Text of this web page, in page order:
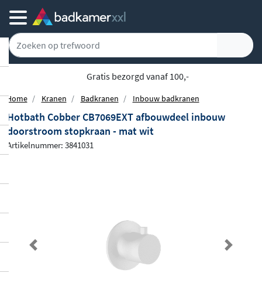
Gratis bezorgd vanaf 100,-
Home Kranen Badkranen Inbouw badkranen
Hotbath Cobber CB7069EXT afbouwdeel inbouw
doorstroom stopkraan - mat wit
Artikelnummer: 3841031
Previous Next